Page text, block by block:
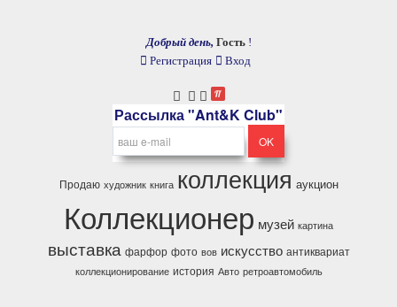
Добрый день, Гость !
Регистрация
Вход
Рассылка "Ant&K Club"
Продаю художник книга коллекция аукцион
Коллекционер музей картина
выставка фарфор фото вов искусство антиквариат
коллекционирование история Авто ретроавтомобиль